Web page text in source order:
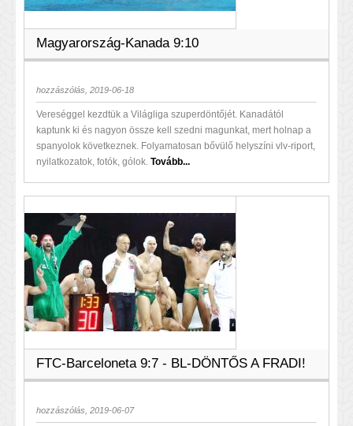
Magyarország-Kanada 9:10
hozzászólás, 2019-06-18
Vereséggel kezdtük a Világliga szuperdöntőjét. Kanadától
kaptunk ki és nagyon össze kell szedni magunkat, mert holnap a
spanyolok következnek. Folyamatosan bővülő helyszíni vlv-riport,
nyilatkozatok, fotók, gólok. Tovább...
FTC-Barceloneta 9:7 - BL-DÖNTŐS A FRADI!
hozzászólás, 2019-06-07